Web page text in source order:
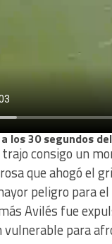
los 30 segundos
consigo un
que ahogó el
peligro para
Avilés fue
vulnerable para